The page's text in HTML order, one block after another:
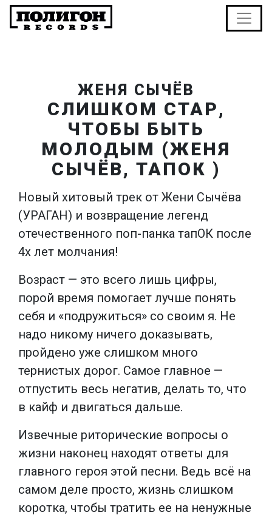
ЖЕНЯ СЫЧЁВ
СЛИШКОМ СТАР,
ЧТОБЫ БЫТЬ
МОЛОДЫМ (ЖЕНЯ
СЫЧЁВ, ТАПОК )
Новый хитовый трек от Жени Сычёва
(УРАГАН) и возвращение легенд
отечественного поп-панка тапОК после
4х лет молчания!
Возраст — это всего лишь цифры,
порой время помогает лучше понять
себя и «подружиться» со своим я. Не
надо никому ничего доказывать,
пройдено уже слишком много
тернистых дорог. Самое главное —
отпустить весь негатив, делать то, что
в кайф и двигаться дальше.
Извечные риторические вопросы о
жизни наконец находят ответы для
главного героя этой песни. Ведь всё на
самом деле просто, жизнь слишком
коротка, чтобы тратить ее на ненужные